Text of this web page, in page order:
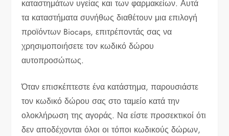
καταστημάτων υγείας και των φαρμακείων. Αυτά
τα καταστήματα συνήθως διαθέτουν μια επιλογή
προϊόντων Biocaps, επιτρέποντάς σας να
χρησιμοποιήσετε τον κωδικό δώρου
αυτοπροσώπως.
Όταν επισκέπτεστε ένα κατάστημα, παρουσιάστε
τον κωδικό δώρου σας στο ταμείο κατά την
ολοκλήρωση της αγοράς. Να είστε προσεκτικοί ότι
δεν αποδέχονται όλοι οι τόποι κωδικούς δώρων,